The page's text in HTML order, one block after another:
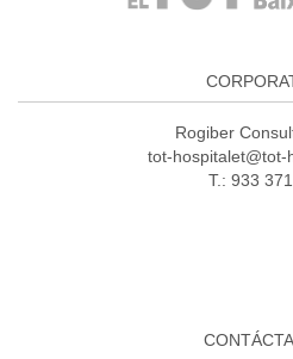
Rogiber
tot-hospitalet@tot-
T.: 933